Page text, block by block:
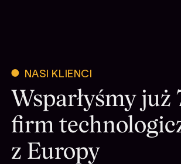
NASI KLIENCI
Wsparłyśmy już
firm
z Europy